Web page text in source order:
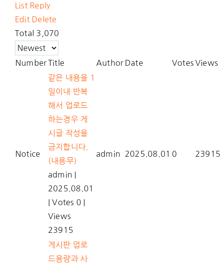
List Reply
Edit Delete
Total 3,070
NumberTitle Author Date VotesViews
Notice
같은 내용을 1
일이내 반복
해서 업로드
하는경우 게
시글 작성을
금지합니다.
(내용무)
admin
2025.08.01
Votes 0
Views
23915
admin 2025.08.01 0 23915
게시판 업로
드용량과 사